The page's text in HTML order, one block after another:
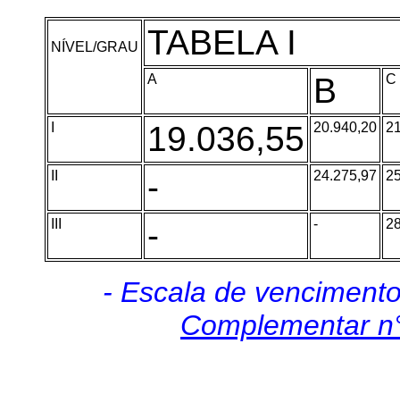
NÍVEL/GRAU TABELA I
A B C
19.036,55 20.940,20
- 24.275,97
- -
- Escala de
Complementar